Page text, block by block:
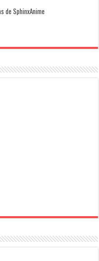
de SphinxAnime